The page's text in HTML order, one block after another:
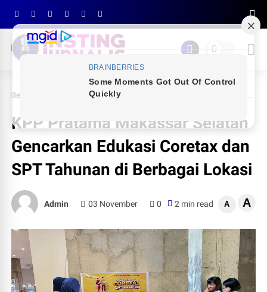
Beranda KPP Pratama Makassar Selatan Gencarkan Edukasi Coretax dan SPT Tahunan di Berbagai Lokasi
KPP Pratama Makassar Selatan
Gencarkan Edukasi Coretax dan
SPT Tahunan di Berbagai Lokasi
Admin 03 November 0 2 min read A A